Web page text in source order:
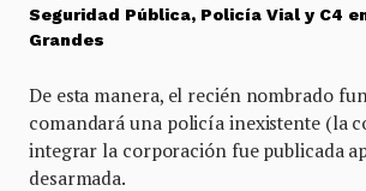
Seguridad Pública, Policía Vial y C4
Grandes
De esta manera, el recién nombrado
comandará una policía inexistente (la
integrar la corporación fue publicada
desarmada.